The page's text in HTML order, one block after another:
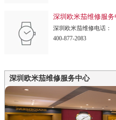
深圳欧米茄维修服
深圳欧米茄维修电话：
400-877-2083
深圳欧米茄维修服务中心